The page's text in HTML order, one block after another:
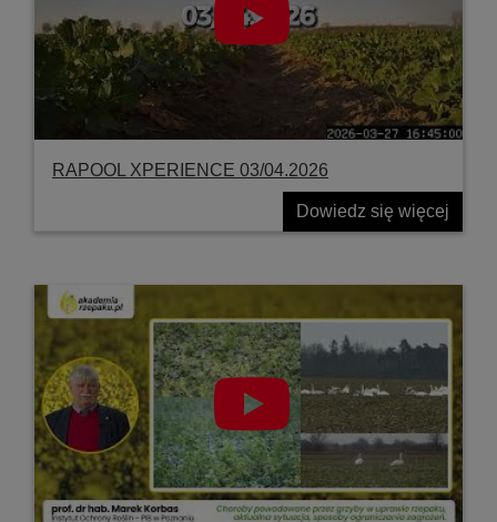
RAPOOL XPERIENCE 03/04.2026
Dowiedz się więcej